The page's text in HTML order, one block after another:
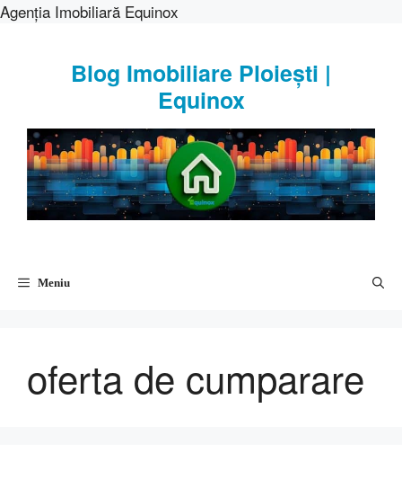
Agenția Imobiliară Equinox
Blog Imobiliare Ploiești |
Equinox
Meniu
oferta de cumparare